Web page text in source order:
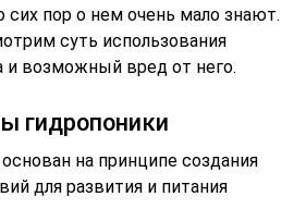
пор о нем очень мало знают.
суть использования
и возможный вред от него.
гидропоники
на принципе создания
для развития и питания